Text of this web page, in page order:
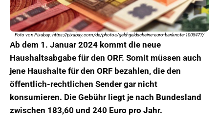
Foto von Pixabay: https://pixabay.com/de/photos/geld-geldscheine-euro-banknote-1005477/
Ab dem 1. Januar 2024 kommt die neue
Haushaltsabgabe für den ORF. Somit müssen auch
jene Haushalte für den ORF bezahlen, die den
öffentlich-rechtlichen Sender gar nicht
konsumieren. Die Gebühr liegt je nach Bundesland
zwischen 183,60 und 240 Euro pro Jahr.